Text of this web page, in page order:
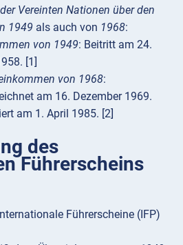
Vereinten Nationen über den
1949 als auch von 1968:
von 1949: Beitritt am 24.
[1]
von 1968:
am 16. Dezember 1969.
am 1. April 1985. [2]
des
Führerscheins
Führerscheine (IFP)